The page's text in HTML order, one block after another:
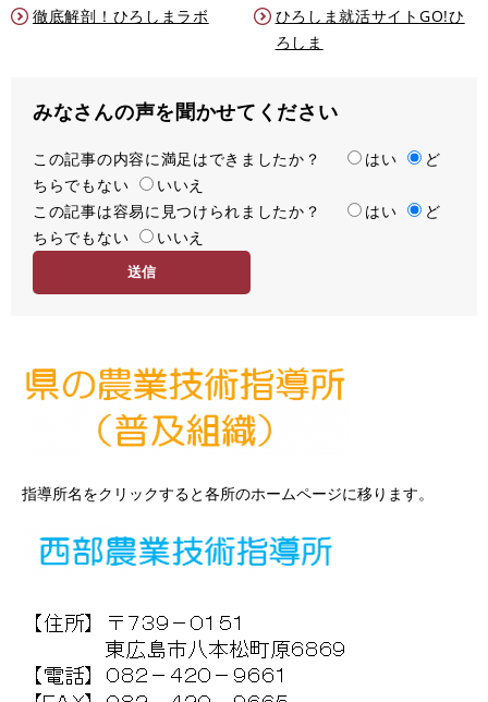
徹底解剖！ひろしまラボ
ひろしま就活サイトGO!ひ
ろしま
みなさんの声を聞かせてください
満
足
度
この記事の内容に満足はできましたか？ はい
ど
ちらでもない
いいえ
容
易
この記事は容易に見つけられましたか？ はい
ど
ちらでもない
いいえ
指導所名をクリックすると各所のホームページに移ります。